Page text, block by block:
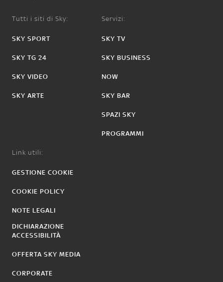
Tutti i siti di Sky:
SKY SPORT
SKY TG 24
SKY VIDEO
SKY ARTE
Servizi:
SKY TV
SKY BUSINESS
NOW
SKY BAR
SPAZI SKY
PROGRAMMI
Link utili:
GESTIONE COOKIE
COOKIE POLICY
NOTE LEGALI
DICHIARAZIONE
ACCESSIBILITÀ
OFFERTA SKY MEDIA
CORPORATE